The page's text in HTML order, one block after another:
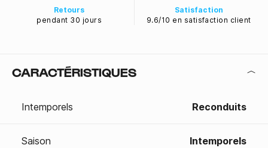
Retours
pendant 30 jours
Satisfaction
9.6/10 en satisfaction client
CARACTÉRISTIQUES
Intemporels Reconduits
Saison Intemporels